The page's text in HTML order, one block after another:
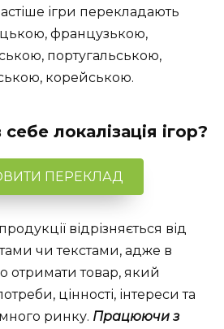
ігри перекладають
французькою,
португальською,
корейською.
локалізація ігор?
ПЕРЕКЛАД
відрізняється від
чи текстами, адже в
отримати товар, який
цінності, інтереси та
ринку. Працюючи з